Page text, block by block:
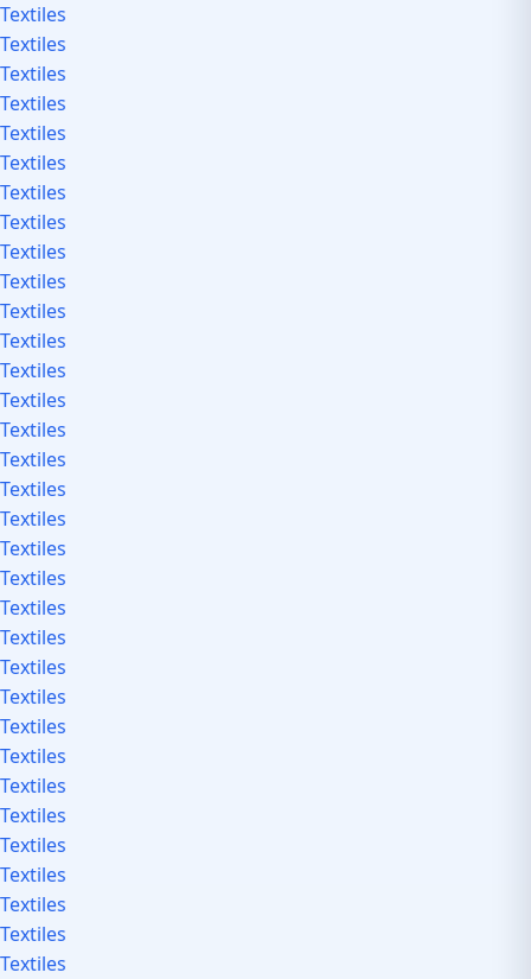
Textiles
Textiles
Textiles
Textiles
Textiles
Textiles
Textiles
Textiles
Textiles
Textiles
Textiles
Textiles
Textiles
Textiles
Textiles
Textiles
Textiles
Textiles
Textiles
Textiles
Textiles
Textiles
Textiles
Textiles
Textiles
Textiles
Textiles
Textiles
Textiles
Textiles
Textiles
Textiles
Textiles